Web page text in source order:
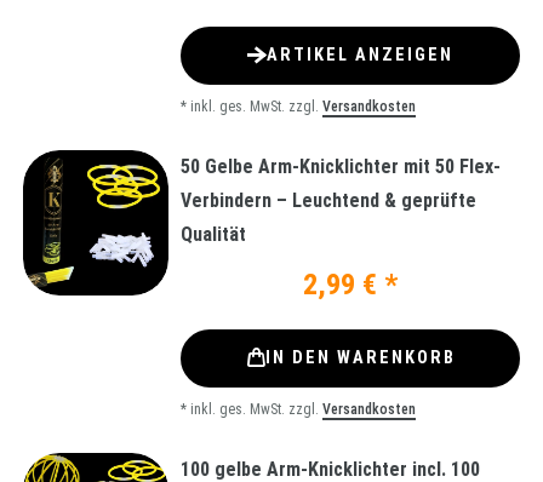
ARTIKEL ANZEIGEN
* inkl. ges. MwSt. zzgl. Versandkosten
50 Gelbe Arm-Knicklichter mit 50 Flex-
Verbindern – Leuchtend & geprüfte
Qualität
2,99 € *
IN DEN WARENKORB
* inkl. ges. MwSt. zzgl. Versandkosten
100 gelbe Arm-Knicklichter incl. 100